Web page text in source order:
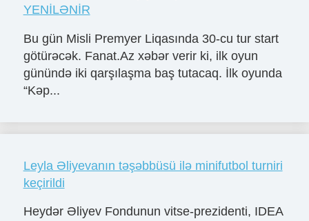
YENİLƏNİR
Bu gün Misli Premyer Liqasında 30-cu tur start
götürəcək. Fanat.Az xəbər verir ki, ilk oyun
günündə iki qarşılaşma baş tutacaq. İlk oyunda
“Kəp...
Leyla Əliyevanın təşəbbüsü ilə minifutbol turniri
keçirildi
Heydər Əliyev Fondunun vitse-prezidenti, IDEA